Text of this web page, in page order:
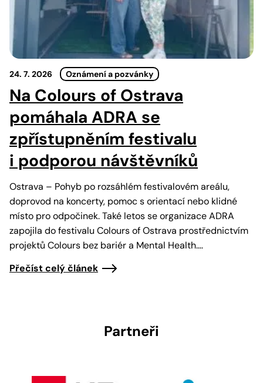
24. 7. 2026 Oznámení a pozvánky
Na Colours of Ostrava
pomáhala ADRA se
zpřístupněním festivalu
i podporou návštěvníků
Ostrava – Pohyb po rozsáhlém festivalovém areálu,
doprovod na koncerty, pomoc s orientací nebo klidné
místo pro odpočinek. Také letos se organizace ADRA
zapojila do festivalu Colours of Ostrava prostřednictvím
projektů Colours bez bariér a Mental Health.…
Přečíst celý článek
Partneři